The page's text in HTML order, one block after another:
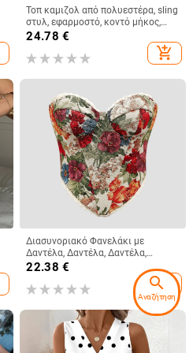
Τοπ καμιζολ από πολυεστέρα, sling
στυλ, εφαρμοστό, κοντό μήκος,
ριγέ/καρό μοτίβο
24.78 €
add_shopping_cart
Διασυνοριακό Φανελάκι με
Δαντέλα, Δαντέλα, Δαντέλα,
Γαλλική, Niche, Ψαροκόκαλο, με
Στάμπα, Ρετρό, Λουλούδια, Ξένο
Εμπόριο, LY023
22.38 €
add_shopping_cart
search
Αναζήτηση